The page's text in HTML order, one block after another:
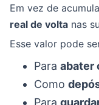
Em vez de
real de volta nas
Esse valor pode
Para abater
Como
Para